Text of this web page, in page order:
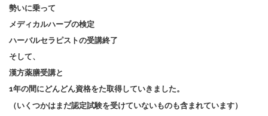
勢いに乗って
メディカルハーブの検定
ハーバルセラピストの受講終了
そして、
漢方薬膳受講と
1年の間にどんどん資格をた取得していきました。
（いくつかはまだ認定試験を受けていないものも含まれています）